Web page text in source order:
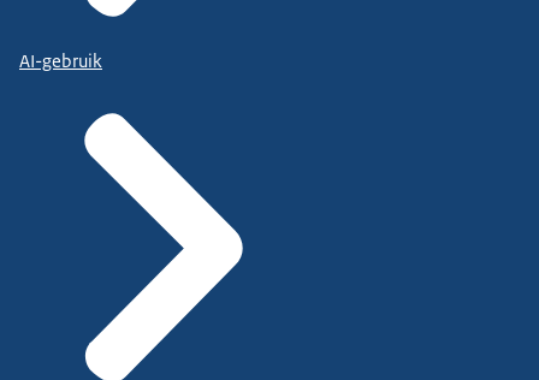
AI-gebruik